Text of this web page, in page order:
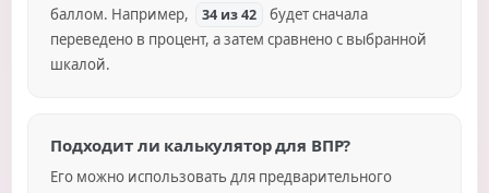
баллом. Например,
34 из 42
будет сначала
переведено в процент, а затем сравнено с выбранной
шкалой.
Подходит ли калькулятор для ВПР?
Его можно использовать для предварительного